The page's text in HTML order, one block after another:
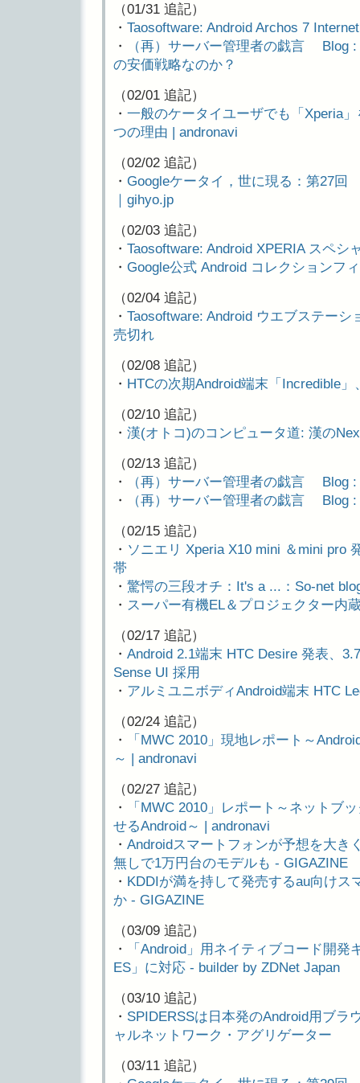
（01/31 追記）
・ Taosoftware: Android Archos 7
・
（再）サーバー管理者の戯言 Blog
の安価戦略なのか？
（02/01 追記）
・ 一般のケータイユーザでも「Xperia
つの理由 | andronavi
（02/02 追記）
・ Googleケータイ，世に現る：第27
｜gihyo.jp
（02/03 追記）
・ Taosoftware: Android XPERIA スペシ
・ Google公式 Android コレクションフ
（02/04 追記）
・ Taosoftware: Android ウエブステー
売切れ
（02/08 追記）
・ HTCの次期Android端末「Incredible
（02/10 追記）
・ 漢(オトコ)のコンピュータ道: 漢の
（02/13 追記）
・
（再）サーバー管理者の戯言 Blog :
・
（再）サーバー管理者の戯言 Blog :
（02/15 追記）
・ ソニエリ Xperia X10 mini ＆mini pro
帯
・ 驚愕の三段オチ：It's a ...：So-net
・ スーパー有機EL＆プロジェクター内
（02/17 追記）
・ Android 2.1端末 HTC Desire 発表、
Sense UI 採用
・ アルミユニボディAndroid端末 HTC
（02/24 追記）
・
「MWC 2010」現地レポート～
～ | andronavi
（02/27 追記）
・
「MWC 2010」レポート～ネットブ
せるAndroid～ | andronavi
・ Androidスマートフォンが予想を大き
無しで1万円台のモデルも - GIGAZINE
・ KDDIが満を持して発売するau向けス
か - GIGAZINE
（03/09 追記）
・
「Android」用ネイティブコード開発
ES」に対応 - builder by ZDNet Japan
（03/10 追記）
・ SPIDERSSは日本発のAndroid用ブラ
ャルネットワーク・アグリゲーター
（03/11 追記）